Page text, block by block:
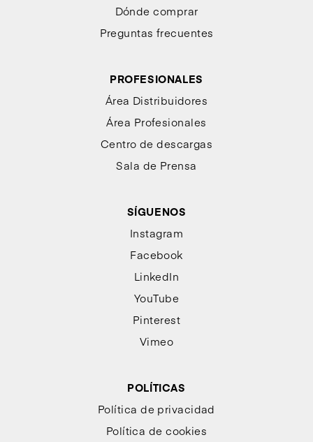
Dónde comprar
Preguntas frecuentes
PROFESIONALES
Área Distribuidores
Área Profesionales
Centro de descargas
Sala de Prensa
SÍGUENOS
Instagram
Facebook
LinkedIn
YouTube
Pinterest
Vimeo
POLÍTICAS
Política de privacidad
Política de cookies